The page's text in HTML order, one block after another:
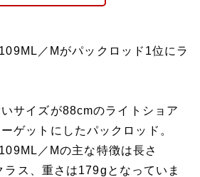
／Mがパックロッド1位にラ
サイズが88cmのライトショア
ゲットにしたパックロッド。
／Mの主な特徴は長さ
ス、重さは179gとなっていま